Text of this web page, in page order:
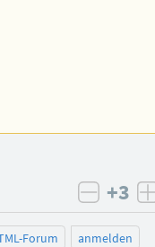
+3
Forum
anmelden